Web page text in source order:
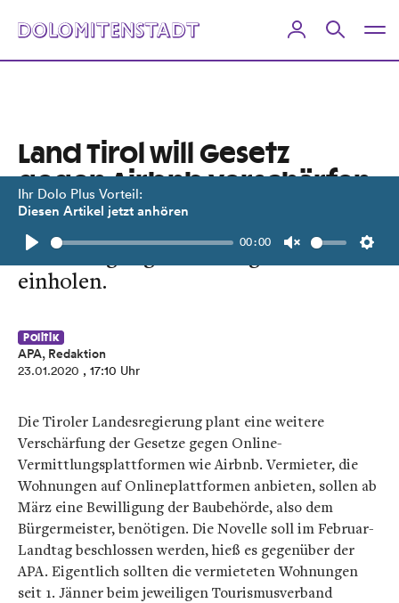
Ihr Dolo Plus Vorteil:
Diesen Artikel jetzt anhören
Play
00:00
Unmute
Land Tirol will Gesetz
gegen Airbnb verschärfen
Ab März müssen Vermieter eine
Genehmigung beim Bürgermeister
einholen.
Politik
APA, Redaktion
23.01.2020 , 17:10 Uhr
Die Tiroler Landesregierung plant eine weitere
Verschärfung der Gesetze gegen Online-
Vermittlungsplattformen wie Airbnb. Vermieter, die
Wohnungen auf Onlineplattformen anbieten, sollen ab
März eine Bewilligung der Baubehörde, also dem
Bürgermeister, benötigen. Die Novelle soll im Februar-
Landtag beschlossen werden, hieß es gegenüber der
APA. Eigentlich sollten die vermieteten Wohnungen
seit 1. Jänner beim jeweiligen Tourismusverband